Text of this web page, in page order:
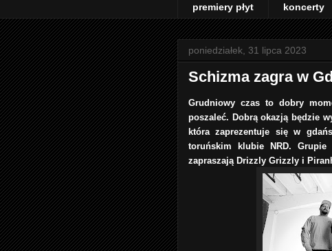
premiery płyt koncerty
poniedziałek, 31 lipca 2023
Schizma zagra w
Grudniowy czas to dobry
poszaleć. Dobrą okazją będzie
która zaprezentuje się w
toruńskim klubie NRD. Grupie
zapraszają Drizzly Grizzly i